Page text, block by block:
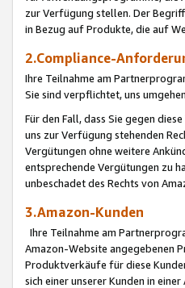
zur Verfügung stellen. Der
in Bezug auf Produkte, die auf
2.Compliance-
Ihre Teilnahme am
Sie sind verpflichtet, uns
Für den Fall, dass Sie gegen
uns zur Verfügung stehenden
Vergütungen ohne weitere
entsprechende Vergütungen zu
unbeschadet des Rechts von
3.Amazon-Kunden
Ihre Teilnahme am
Amazon-Website angegebenen
Produktverkäufe für diese
sich einer unserer Kunden in